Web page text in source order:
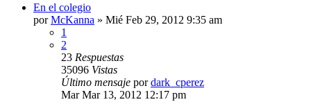
En el colegio
porMcKanna » Mié Feb 29, 2012 9:35 am
1
2
23 Respuestas
35096 Vistas
Último mensaje pordark_cperez
Mar Mar 13, 2012 12:17 pm